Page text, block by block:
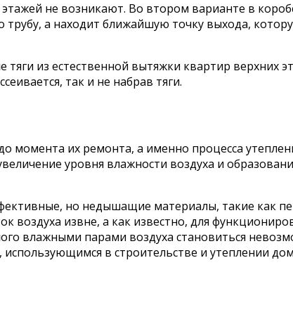
не возникают. Во втором варианте в
а находит ближайшую точку выхода,
из естественной вытяжки квартир верхних
так и не набрав тяги.
момента их ремонта, а именно процесса
уровня влажности воздуха и
но недышащие материалы, такие как
извне, а как известно, для
влажными парами воздуха становиться
в строительстве и утеплении